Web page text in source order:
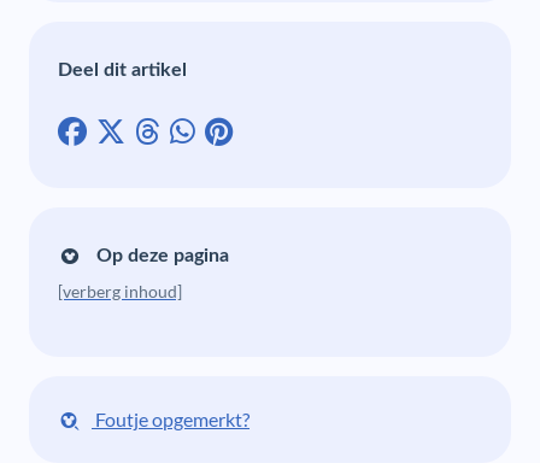
Deel dit artikel
Op deze pagina
[verberg inhoud]
Foutje opgemerkt?